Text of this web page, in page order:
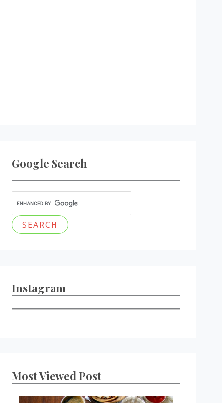
Google Search
Instagram
Most Viewed Post